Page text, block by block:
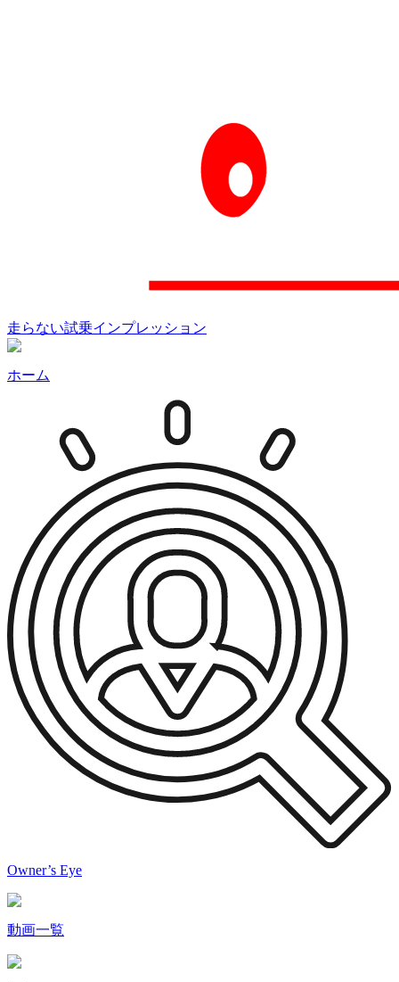
走らない試乗インプレッション
ホーム
Owner’s Eye
動画一覧